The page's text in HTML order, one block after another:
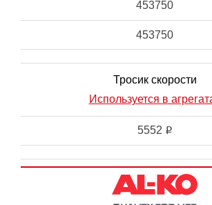
453750
453750
Тросик скорости
Используется в
5552 i